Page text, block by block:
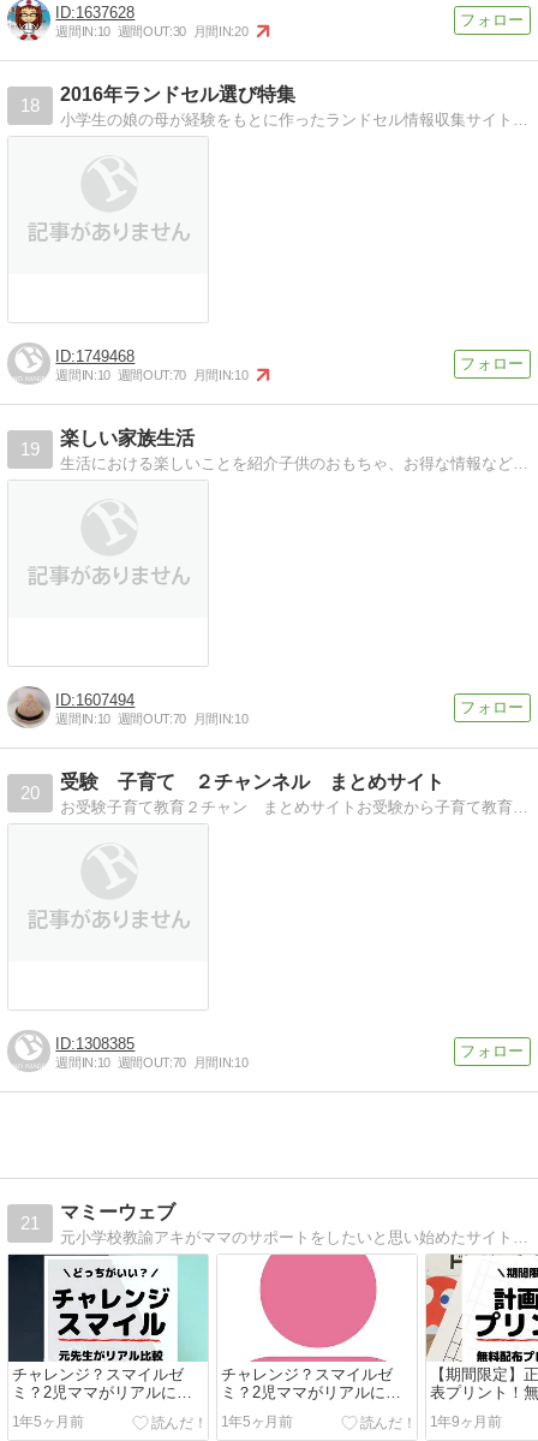
1637628
週間IN:10 週間OUT:30 月間IN:20
18
2016年ランドセル選び特集
小学生の娘の母が経験をもとに作ったランドセル情報収集サイトです
1749468
週間IN:10 週間OUT:70 月間IN:10
19
楽しい家族生活
生活における楽しいことを紹介子供のおもちゃ、お得な情報などなど
1607494
週間IN:10 週間OUT:70 月間IN:10
20
受験 子育て ２チャンネル まとめサイト
お受験子育て教育２チャン まとめサイトお受験から子育て教育全般情報 ２チャンネルまとめサイトです
1308385
週間IN:10 週間OUT:70 月間IN:10
21
マミーウェブ
元小学校教諭アキがママのサポートをしたいと思い始めたサイトです。子育て中のママの疲れを癒やせるような育児マメ知識を公開しています。
チャレンジ？スマイルゼ
ミ？2児ママがリアルに比
較してみた！
1年5ヶ月前
チャレンジ？スマイルゼ
ミ？2児ママがリアルに比
較してみた！
1年5ヶ月前
【期間限定】
表プリント！
ト中(12/15まで
1年9ヶ月前